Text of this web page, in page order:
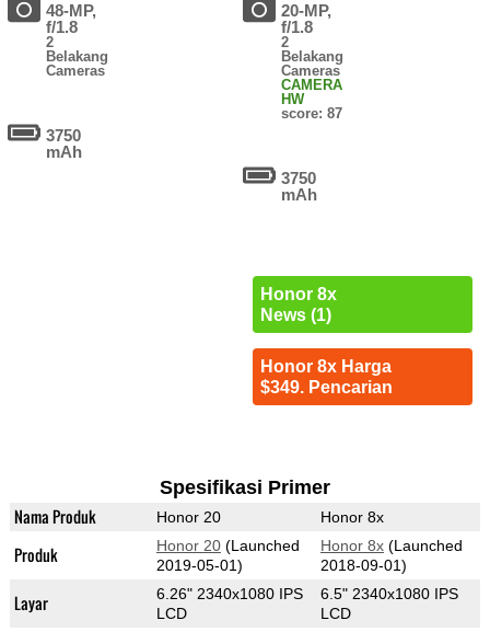
48-MP,
f/1.8
2
Belakang
Cameras
3750
mAh
20-MP,
f/1.8
2
Belakang
Cameras
CAMERA
HW
score: 87
3750
mAh
Honor 8x
News (1)
Honor 8x Harga
$349. Pencarian
Spesifikasi Primer
Nama Produk Honor 20 Honor 8x
Produk Honor 20(Launched
2019-05-01)
Honor 8x(Launched
2018-09-01)
Layar
6.26" 2340x1080 IPS
LCD
6.5" 2340x1080 IPS
LCD